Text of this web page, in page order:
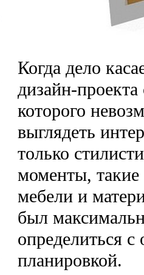
Когда дело
дизайн-проекта
которого
выглядеть
только
моменты, такие
мебели и
был
определиться
планировкой.